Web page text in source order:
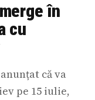
în
cu
că va
pe 15 iulie,